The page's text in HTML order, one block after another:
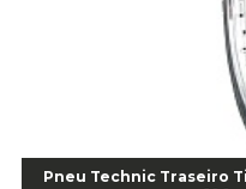
Alicate para Balanceamento -
Alicate para trava de cambio
Alicate Universal - Cod 01718
Alicate Universal 8" Gedore -
Anel Centralizador Fiat 4 pçs -
Pneu Technic Traseiro